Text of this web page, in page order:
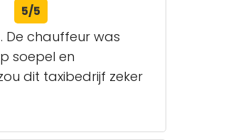
5/5
De chauffeur was
soepel en
dit taxibedrijf zeker